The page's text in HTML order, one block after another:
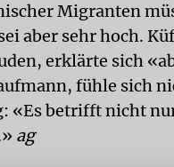
Migranten
aber sehr hoch.
erklärte sich
fühle sich
«Es betrifft nicht
ag